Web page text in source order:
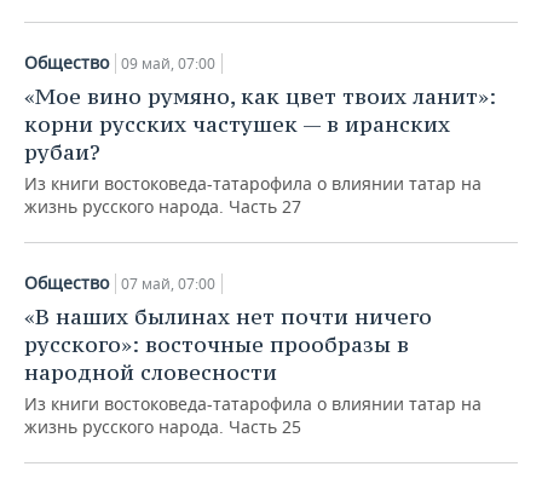
Общество 09 май, 07:00
«Мое вино румяно, как цвет твоих ланит»:
корни русских частушек — в иранских
рубаи?
Из книги востоковеда-татарофила о влиянии татар на
жизнь русского народа. Часть 27
Общество 07 май, 07:00
«В наших былинах нет почти ничего
русского»: восточные прообразы в
народной словесности
Из книги востоковеда-татарофила о влиянии татар на
жизнь русского народа. Часть 25